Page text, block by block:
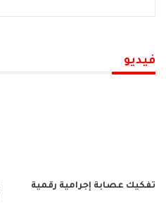
فيديو
تفكيك عصابة إجرامية رقمية